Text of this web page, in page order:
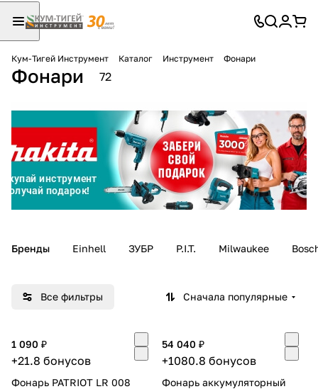
Кум-Тигей Инструмент Каталог Инструмент Фонари
Фонари 72
Бренды Einhell ЗУБР P.I.T. Milwaukee
Все фильтры Сначала популярные
1 090 ₽
+21.8 бонусов
Фонарь PATRIOT LR 008
54 040 ₽
+1080.8 бонусов
Фонарь аккумуляторный
Для клиентов всех банков
Разбейте
оплату на части
без переплат
Добавляйте товары
в корзину